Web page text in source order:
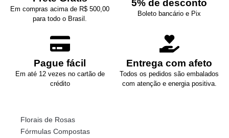
Em compras acima de R$ 500,00
para todo o Brasil.
5% de desconto
Boleto bancário e Pix
Pague fácil
Em até 12 vezes no cartão de
crédito
Entrega com afeto
Todos os pedidos são embalados
com atenção e energia positiva.
Florais de Rosas
Fórmulas Compostas